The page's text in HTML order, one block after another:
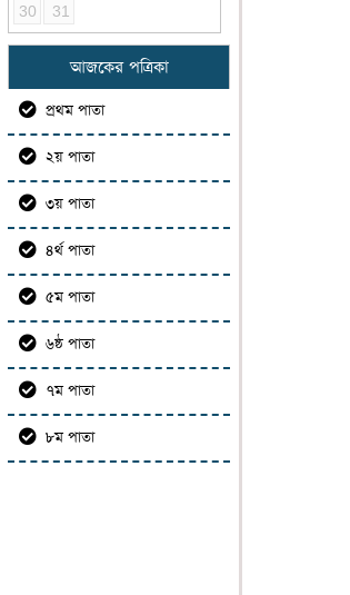
30
31
আজকের পত্রিকা
প্রথম পাতা
২য় পাতা
৩য় পাতা
৪র্থ পাতা
৫ম পাতা
৬ষ্ঠ পাতা
৭ম পাতা
৮ম পাতা